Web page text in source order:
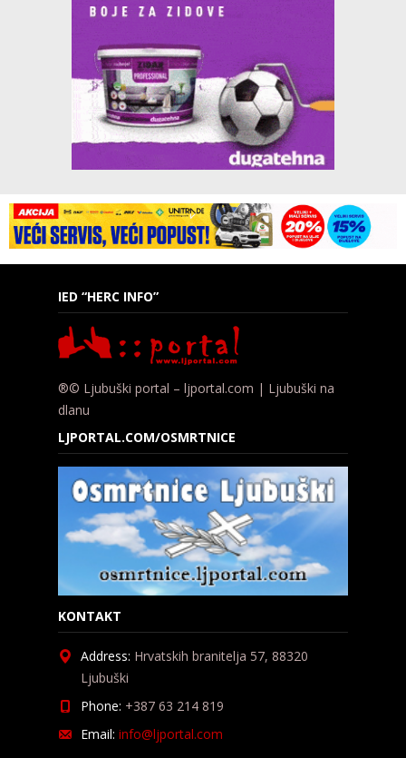
IED “HERC INFO”
®© Ljubuški portal – ljportal.com | Ljubuški na
dlanu
LJPORTAL.COM/OSMRTNICE
KONTAKT
Address: Hrvatskih branitelja 57, 88320
Ljubuški
Phone: +387 63 214 819
Email: info@ljportal.com